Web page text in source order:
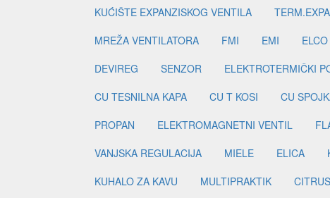
KUĆIŠTE EXPANZISKOG VENTILA
MREŽA VENTILATORA
FMI EMI ELCO
DEVIREG
SENZOR ELEKTROTERMIČKI
CU TESNILNA KAPA
CU T KOSI CU
PROPAN
ELEKTROMAGNETNI VENTIL
VANJSKA REGULACIJA
MIELE ELICA
KUHALO ZA KAVU
MULTIPRAKTIK